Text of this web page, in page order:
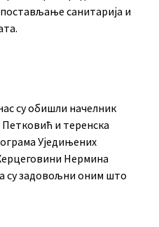
санитарија и
су обишли начелник
и теренска
Уједињених
Нермина
су задовољни оним што